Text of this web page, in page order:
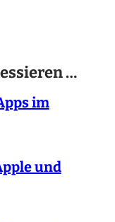
…
im
und